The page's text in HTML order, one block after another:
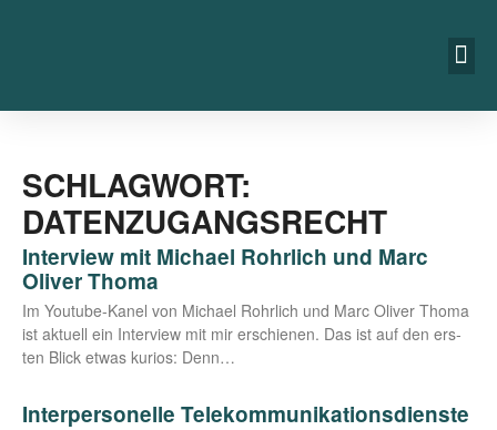
SCHLAGWORT:
DATENZUGANGSRECHT
Interview mit Michael Rohrlich und Marc
Oliver Thoma
Im You­­tu­be-Kanel von Micha­el Rohr­lich und Marc Oli­ver Tho­ma
ist aktu­ell ein Inter­view mit mir erschie­nen. Das ist auf den ers­
ten Blick etwas kuri­os: Denn…
Interpersonelle Telekommunikationsdienste